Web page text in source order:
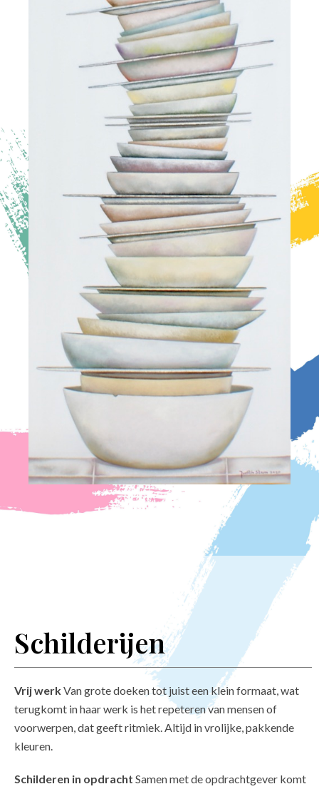
Schilderijen
Vrij werkVan grote doeken tot juist een klein formaat, wat
terugkomt in haar werk is het repeteren van mensen of
voorwerpen, dat geeft ritmiek. Altijd in vrolijke, pakkende
kleuren.
Schilderen in opdracht Samen met de opdrachtgever komt